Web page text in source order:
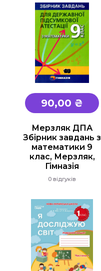
90,00 ₴
Мерзляк ДПА
Збірник завдань з
математики 9
клас, Мерзляк,
Гімназія
0 відгуків